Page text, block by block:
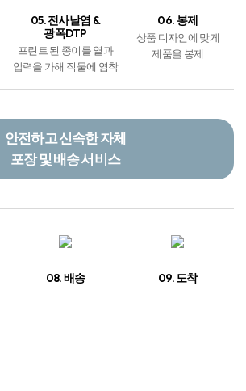
05. 전사날염 &
광폭DTP
프린트 된 종이를 열과
압력을 가해 직물에 염착
06. 봉제
상품 디자인에 맞게
제품을 봉제
안전하고 신속한 자체
포장 및 배송 서비스
08. 배송 09. 도착